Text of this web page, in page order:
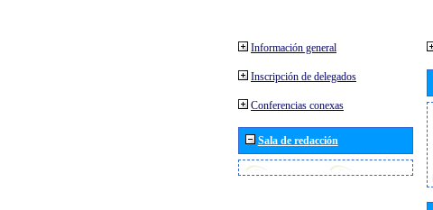
Información general
Inscripción de delegados
Conferencias conexas
Sala de redacción